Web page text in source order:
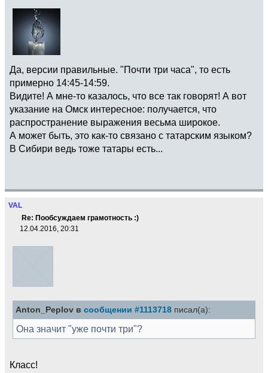
Да, версии правильные. "Почти три часа", то есть
примерно 14:45-14:59.
Видите! А мне-то казалось, что все так говорят! А вот
указание на Омск интересное: получается, что
распространение выражения весьма широкое.
А может быть, это как-то связано с татарским языком?
В Сибири ведь тоже татары есть...
VAL
Re: Пообсуждаем грамотность :)
12.04.2016, 20:31
Anton_Peplov в сообщении #1113718 писал(а):
Она значит "уже почти три"?
Класс!